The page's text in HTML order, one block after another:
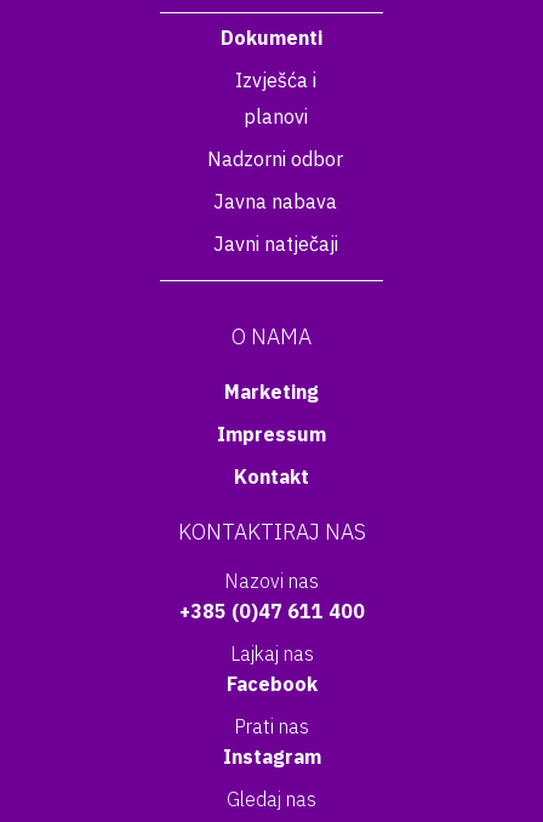
Dokumenti
Izvješća i
planovi
Nadzorni odbor
Javna nabava
Javni natječaji
O NAMA
Marketing
Impressum
Kontakt
KONTAKTIRAJ NAS
Nazovi nas
+385 (0)47 611 400
Lajkaj nas
Facebook
Prati nas
Instagram
Gledaj nas